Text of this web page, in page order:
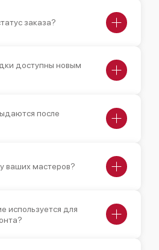
заказа?
доступны новым
после
ваших мастеров?
используется для